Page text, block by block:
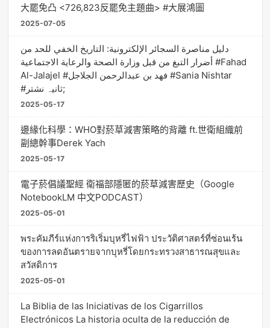
大罷免凸 <726,823反罷免主題曲> #大展鴻圖
2025-07-05
دليل مناصرة السجائر الإلكترونية: التاريخ الخفي للحد من
أضرار التبغ من قبل وزارة الصحة والرعاية الاجتماعية #Fahad
Al-Jalajel #فهد بن عبدالرحمن الجلاجل #Sania Nishtar
#ثانیہ نشتر;
2025-05-17
邊緣化科學：WHO對菸草減害策略的背離 ft.世衛組織前
副總幹事Derek Yach
2025-05-17
電子菸倡議聖經 衛福部隱匿的菸草減害歷史（Google
NotebookLM 中文PODCAST）
2025-05-01
พระคัมภีร์แห่งการริเริ่มบุหรี่ไฟฟ้า ประวัติศาสตร์ที่ซ่อนเร้น
ของการลดอันตรายจากบุหรี่โดยกระทรวงสาธารณสุขและ
สวัสดิการ
2025-05-01
La Biblia de las Iniciativas de los Cigarrillos
Electrónicos La historia oculta de la reducción de